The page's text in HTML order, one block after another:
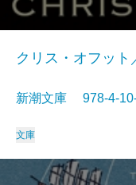
クリス・オフット
新潮文庫 978-4-
文庫